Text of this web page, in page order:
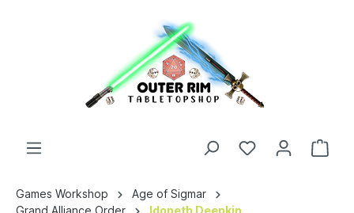
Games Workshop
Age of Sigmar
Grand Alliance Order
Idoneth Deepkin